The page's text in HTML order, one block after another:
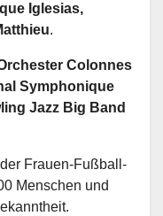
Iglesias,
.
Colonnes
Symphonique
Jazz Big Band
Frauen-Fußball-
Menschen und